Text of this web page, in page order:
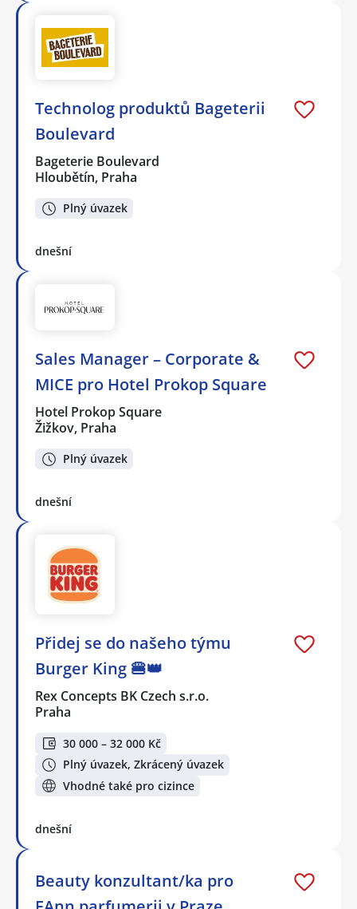
Technolog produktů Bageterii
Boulevard
Bageterie Boulevard
Hloubětín, Praha
Plný úvazek
dnešní
Sales Manager – Corporate &
MICE pro Hotel Prokop Square
Hotel Prokop Square
Žižkov, Praha
Plný úvazek
dnešní
Přidej se do našeho týmu
Burger King 🍔👑
Rex Concepts BK Czech s.r.o.
Praha
30 000 – 32 000 Kč
Plný úvazek, Zkrácený úvazek
Vhodné také pro cizince
dnešní
Beauty konzultant/ka pro